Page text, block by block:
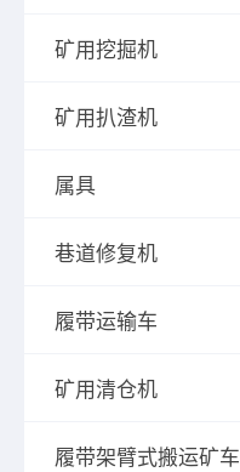
矿用挖掘机
矿用扒渣机
属具
巷道修复机
履带运输车
矿用清仓机
履带架臂式搬运矿车